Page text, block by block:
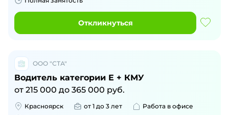
Откликнуться
ООО "СТА"
Водитель категории Е + КМУ
от 215 000 до 365 000 руб.
Красноярск от 1 до 3 лет
Работа в офисе